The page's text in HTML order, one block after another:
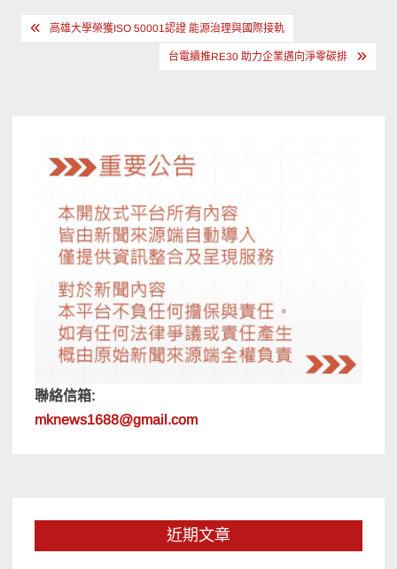
文 高雄大學榮獲ISO 50001認證 能源治理與國際接軌
台電續推RE30 助力企業邁向淨零碳排
聯絡信箱:
mknews1688@gmail.com
近期文章